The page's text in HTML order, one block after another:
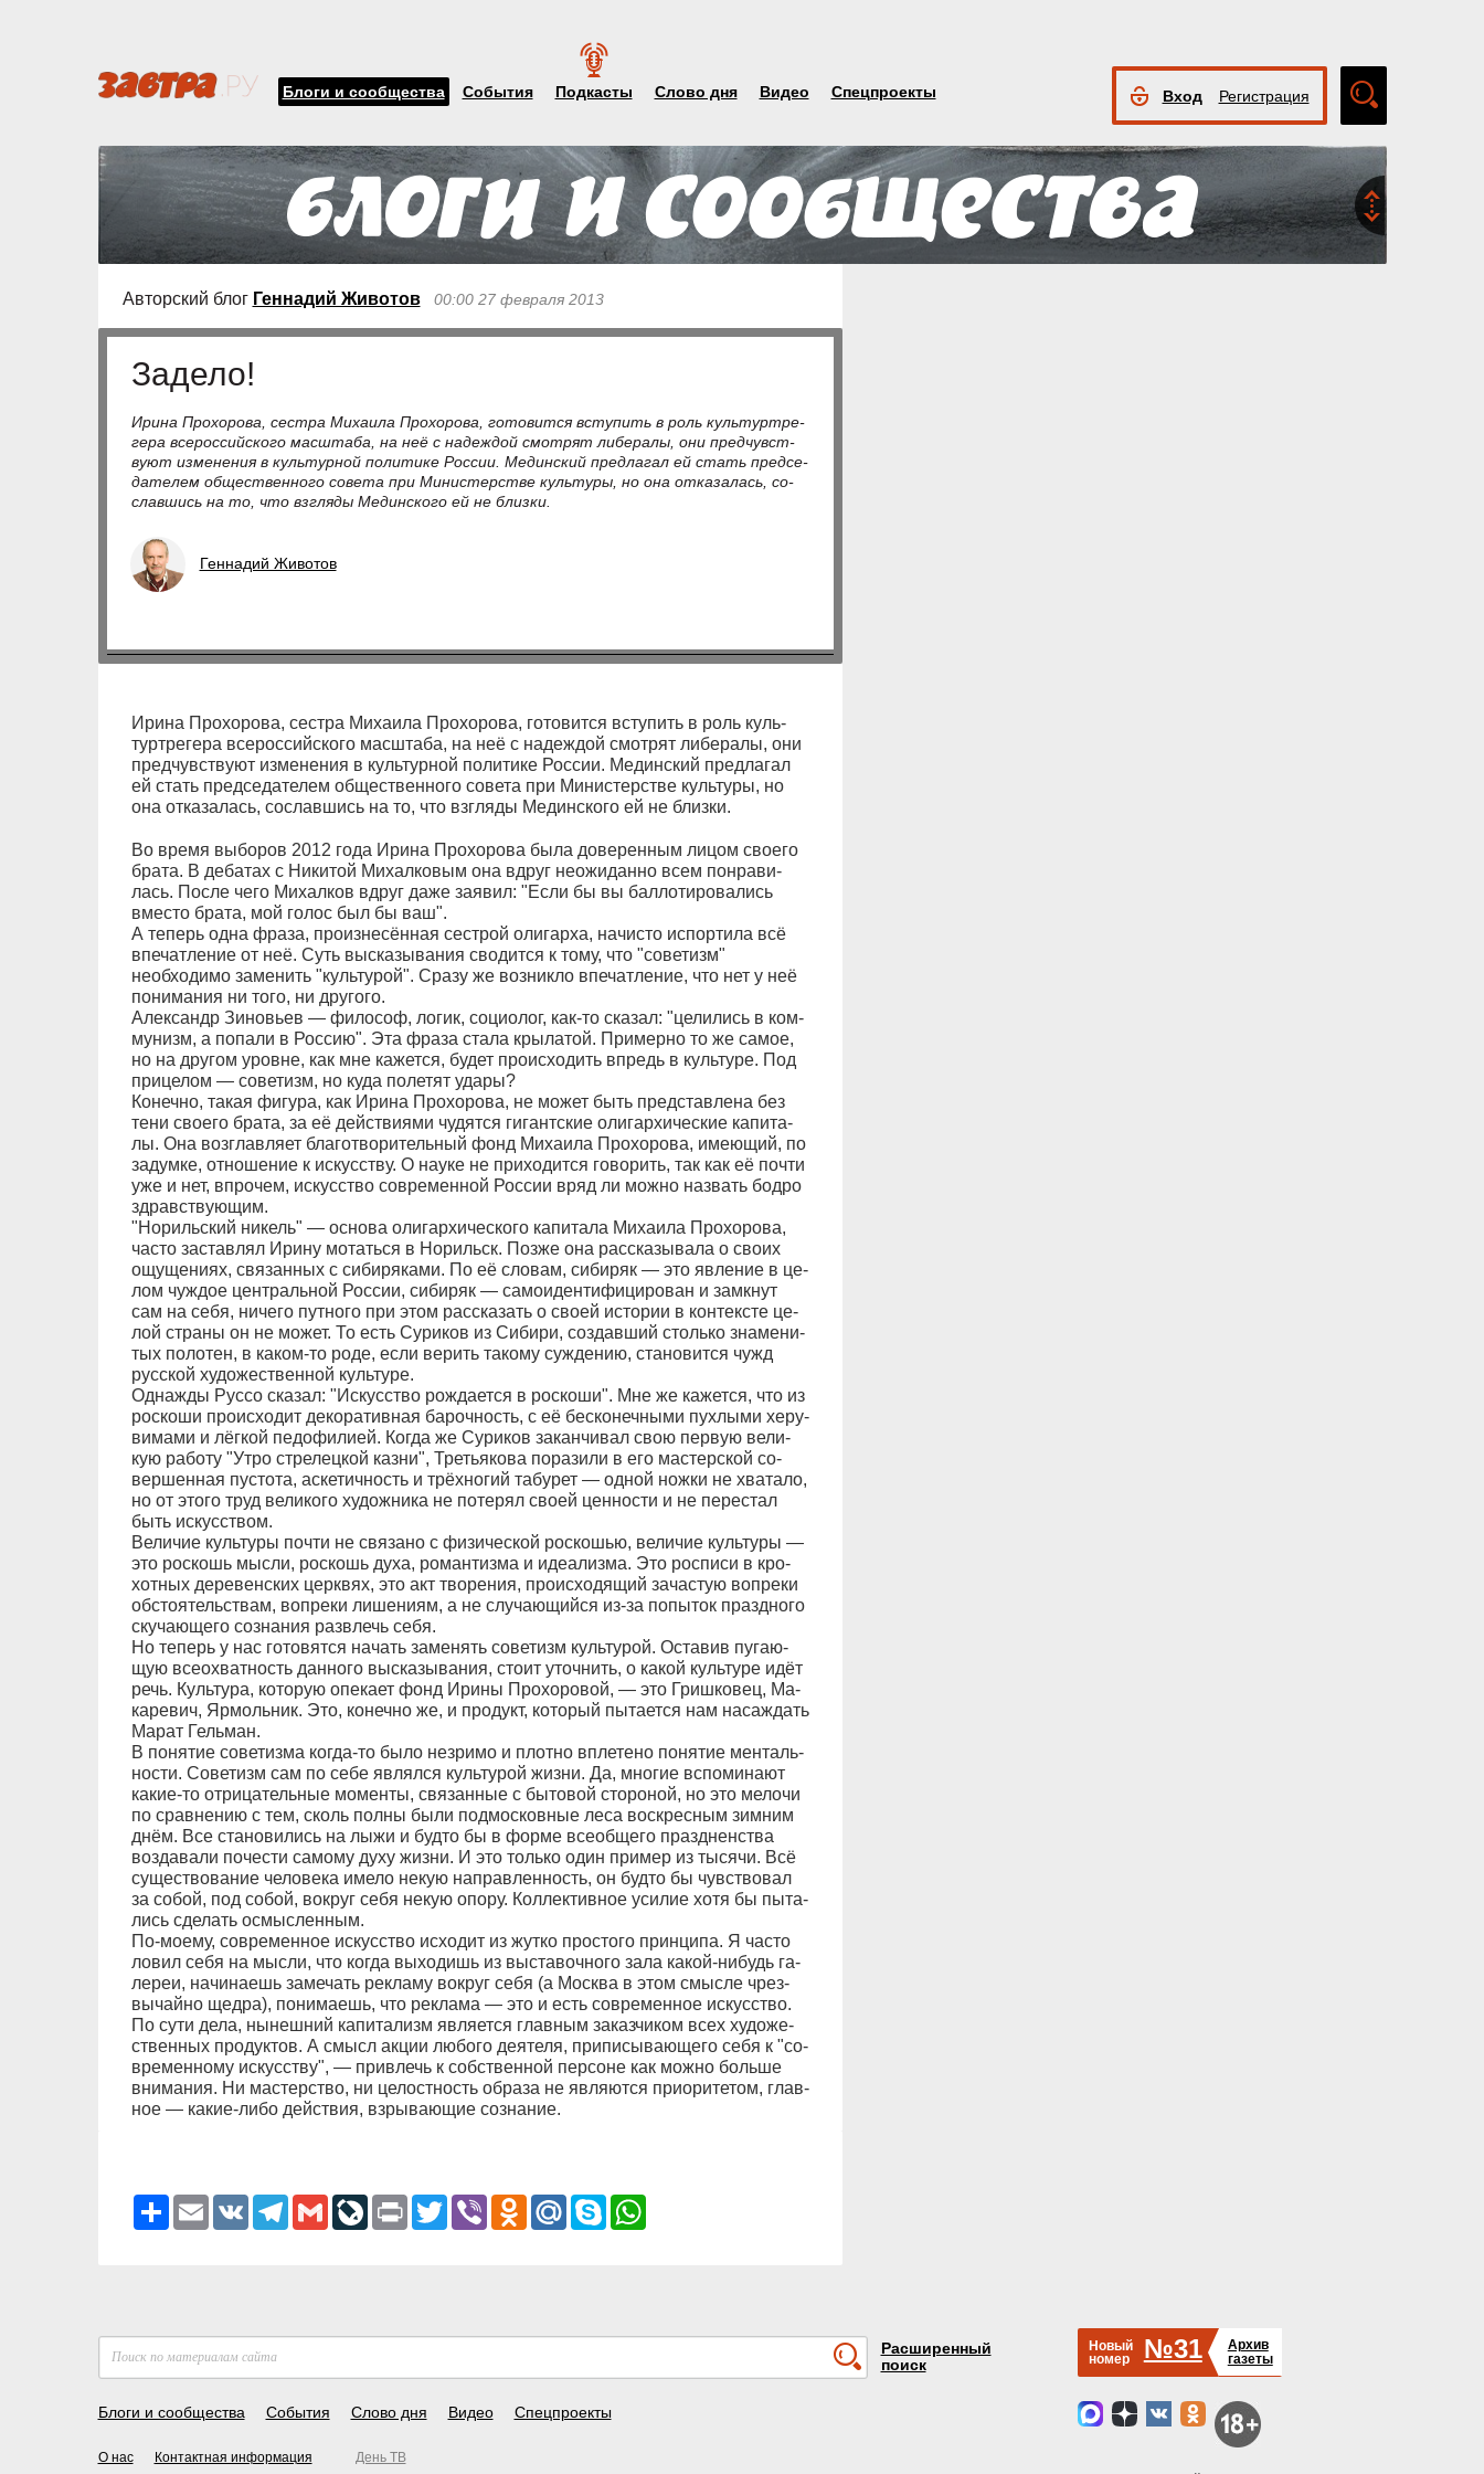
Блоги и сообщества События Подкасты Слово дня Видео Спецпроекты Вход Регистрация
поиск
Авторский блог Геннадий Животов 00:00 27 февраля 2013
Задело!
Ири­на Про­хо­ро­ва, се­с­т­ра Ми­ха­и­ла Про­хоро­ва, го­то­вит­ся всту­пить в роль куль­тур­тре­
ге­ра все­рос­сий­ско­го мас­шта­ба, на неё с на­деж­дой смо­т­рят ли­бе­ра­лы, они пред­чув­ст­
ву­ют из­ме­не­ния в куль­тур­ной по­ли­ти­ке Рос­сии. Ме­дин­ский пред­ла­гал ей стать пред­се­
да­те­лем об­ще­ст­вен­но­го со­ве­та при Ми­ни­с­тер­ст­ве куль­ту­ры, но она от­ка­за­лась, со­
слав­шись на то, что взгля­ды Ме­дин­ско­го ей не близ­ки.
Геннадий Животов
Ири­на Про­хо­ро­ва, се­с­т­ра Ми­ха­и­ла Про­хоро­ва, го­то­вит­ся всту­пить в роль куль­
тур­тре­ге­ра все­рос­сий­ско­го мас­шта­ба, на неё с на­деж­дой смо­т­рят ли­бе­ра­лы, они
пред­чув­ст­ву­ют из­ме­не­ния в куль­тур­ной по­ли­ти­ке Рос­сии. Ме­дин­ский пред­ла­гал
ей стать пред­се­да­те­лем об­ще­ст­вен­но­го со­ве­та при Ми­ни­с­тер­ст­ве куль­ту­ры, но
она от­ка­за­лась, со­слав­шись на то, что взгля­ды Ме­дин­ско­го ей не близ­ки.
Во вре­мя вы­бо­ров 2012 го­да Ири­на Про­хо­ро­ва бы­ла до­ве­рен­ным ли­цом сво­е­го
бра­та. В де­ба­тах с Ни­ки­той Ми­хал­ко­вым она вдруг не­о­жи­дан­но всем по­нра­ви­
лась. По­сле че­го Ми­хал­ков вдруг да­же за­яв­ил: "Ес­ли бы вы бал­ло­ти­ро­ва­лись
вме­с­то бра­та, мой го­лос был бы ваш".
А теперь од­на фра­за, про­из­не­сён­ная сестрой олигарха, начисто испортила всё
впечатление от неё. Суть вы­ска­зы­ва­ния сво­дит­ся к то­му, что "со­ве­тизм"
необходимо за­ме­нить "куль­ту­рой". Сра­зу же возникло впечатле­ние, что нет у неё
по­ни­ма­ния ни то­го, ни дру­го­го.
Алек­сандр Зи­но­вь­ев — фи­ло­соф, ло­гик, со­ци­о­лог, как-то ска­зал: "це­ли­лись в ком­
му­низм, а по­па­ли в Рос­сию". Эта фра­за ста­ла кры­ла­той. При­мер­но то же са­мое,
но на дру­гом уров­не, как мне ка­жет­ся, бу­дет про­ис­хо­дить впредь в куль­ту­ре. Под
при­це­лом — со­ве­тизм, но ку­да по­ле­тят уда­ры?
Ко­неч­но, та­кая фи­гу­ра, как Ири­на Про­хо­ро­ва, не мо­жет быть пред­став­ле­на без
те­ни сво­е­го бра­та, за её дей­ст­ви­я­ми чу­дят­ся ги­гант­ские оли­гар­хи­че­с­кие ка­пи­та­
лы. Она воз­глав­ля­ет бла­го­тво­ри­тель­ный фонд Ми­ха­и­ла Про­хо­ро­ва, име­ю­щий, по
за­дум­ке, от­но­ше­ние к ис­кус­ст­ву. О на­уке не при­хо­дит­ся го­во­рить, так как её поч­ти
уже и нет, впро­чем, ис­кус­ст­во со­вре­мен­ной Рос­сии вряд ли мож­но на­звать бо­д­ро
здрав­ст­ву­ю­щим.
"Но­риль­ский ни­кель" — ос­но­ва оли­гар­хи­че­с­ко­го ка­пи­та­ла Ми­ха­и­ла Про­хо­ро­ва,
ча­с­то за­став­лял Ири­ну мо­тать­ся в Но­рильск. Поз­же она рас­ска­зы­ва­ла о сво­их
ощу­ще­ни­ях, свя­зан­ных с си­би­ря­ка­ми. По её сло­вам, си­би­ряк — это яв­ле­ние в це­
лом чуж­дое цен­т­раль­ной Рос­сии, си­би­ряк — са­мо­иден­ти­фи­ци­ро­ван и за­мк­нут
сам на се­бя, ни­че­го пут­но­го при этом рас­ска­зать о сво­ей ис­то­рии в кон­тек­с­те це­
лой стра­ны он не мо­жет. То есть Су­ри­ков из Си­би­ри, со­здав­ший столь­ко зна­ме­ни­
тых по­ло­тен, в ка­ком-то ро­де, ес­ли ве­рить та­ко­му суж­де­нию, ста­но­вит­ся чужд
рус­ской ху­до­же­ст­вен­ной куль­ту­ре.
Од­наж­ды Рус­со ска­зал: "Ис­кус­ст­во рож­да­ет­ся в рос­ко­ши". Мне же ка­жет­ся, что из
рос­ко­ши про­ис­хо­дит де­ко­ра­тив­ная ба­роч­ность, с её бес­ко­неч­ны­ми пух­лы­ми хе­ру­
ви­ма­ми и лёг­кой пе­до­фи­ли­ей. Ког­да же Су­ри­ков за­кан­чи­вал свою пер­вую ве­ли­
кую ра­бо­ту "Ут­ро стре­лец­кой каз­ни", Тре­ть­я­ко­ва по­ра­зи­ли в его ма­с­тер­ской со­
вер­шен­ная пу­с­то­та, ас­ке­тич­ность и трёх­но­гий та­бу­рет — од­ной нож­ки не хва­та­ло,
но от это­го труд ве­ли­ко­го ху­дож­ни­ка не по­те­рял сво­ей цен­но­с­ти и не пе­ре­стал
быть ис­кус­ст­вом.
Ве­ли­чие куль­ту­ры поч­ти не свя­за­но с фи­зи­че­с­кой рос­ко­шью, ве­ли­чие куль­ту­ры —
это рос­кошь мыс­ли, рос­кошь ду­ха, ро­ман­тиз­ма и иде­а­лиз­ма. Это рос­пи­си в кро­
хот­ных де­ре­вен­ских церк­вях, это акт тво­ре­ния, про­ис­хо­дя­щий за­ча­с­тую во­пре­ки
об­сто­я­тель­ст­вам, во­пре­ки ли­ше­ни­ям, а не слу­ча­ю­щий­ся из-за по­пы­ток пра­зд­но­го
ску­ча­ю­ще­го со­зна­ния раз­влечь се­бя.
Но те­перь у нас го­то­вят­ся на­чать за­ме­нять со­ве­тизм куль­ту­рой. Ос­та­вив пу­га­ю­
щую все­о­хват­ность дан­но­го вы­ска­зы­ва­ния, сто­ит уточ­нить, о ка­кой куль­ту­ре идёт
речь. Куль­ту­ра, ко­то­рую опе­ка­ет фонд Ири­ны Про­хо­ро­вой, — это Гриш­ко­вец, Ма­
ка­ре­вич, Яр­моль­ник. Это, ко­неч­но же, и про­дукт, ко­то­рый пы­та­ет­ся нам на­саж­дать
Ма­рат Гель­ман.
В по­ня­тие со­ве­тиз­ма ког­да-то бы­ло не­зри­мо и плот­но впле­те­но по­ня­тие мен­таль­
но­с­ти. Со­ве­тизм сам по се­бе яв­лял­ся куль­ту­рой жиз­ни. Да, мно­гие вспо­ми­на­ют
ка­кие-то от­ри­ца­тель­ные мо­мен­ты, свя­зан­ные с бы­то­вой сто­ро­ной, но это ме­ло­чи
по срав­не­нию с тем, сколь пол­ны бы­ли под­мо­с­ков­ные ле­са вос­крес­ным зим­ним
днём. Все ста­но­ви­лись на лы­жи и буд­то бы в фор­ме все­об­ще­го пра­зд­нен­ст­ва
воз­да­ва­ли по­че­с­ти са­мо­му ду­ху жиз­ни. И это толь­ко один при­мер из ты­ся­чи. Всё
су­ще­ст­во­ва­ние че­ло­ве­ка име­ло не­кую на­прав­лен­ность, он буд­то бы чув­ст­во­вал
за со­бой, под со­бой, во­круг се­бя не­кую опо­ру. Кол­лек­тив­ное уси­лие хо­тя бы пы­та­
лись сде­лать ос­мыс­лен­ным.
По-мо­е­му, со­вре­мен­ное ис­кус­ст­во ис­хо­дит из жут­ко про­сто­го прин­ци­па. Я ча­с­то
ло­вил се­бя на мыс­ли, что ког­да вы­хо­дишь из вы­ста­воч­но­го за­ла ка­кой-ни­будь га­
ле­реи, на­чи­на­ешь за­ме­чать рек­ла­му во­круг се­бя (а Моск­ва в этом смыс­ле чрез­
вы­чай­но ще­д­ра), по­ни­ма­ешь, что рек­ла­ма — это и есть со­вре­мен­ное ис­кус­ст­во.
По су­ти де­ла, ны­неш­ний ка­пи­та­лизм яв­ля­ет­ся глав­ным за­каз­чи­ком всех ху­до­же­
ст­вен­ных про­дук­тов. А смысл ак­ции лю­бо­го де­я­те­ля, при­пи­сы­ва­ю­ще­го се­бя к "со­
вре­мен­но­му ис­кус­ст­ву", — при­влечь к соб­ст­вен­ной пер­со­не как мож­но боль­ше
вни­ма­ния. Ни ма­с­тер­ст­во, ни це­ло­ст­ность об­ра­за не яв­ля­ют­ся при­ори­те­том, глав­
ное — ка­кие-ли­бо дей­ст­вия, взры­ва­ю­щие со­зна­ние.
РесурсEmail VK Telegram
GmailLiveJournal
Print TwitterViber Odnoklassniki
Mail.RuSkypeWhatsApp
Расширенный
поиск
Блоги и сообщества События Слово дня Видео Спецпроекты
О нас Контактная информация День ТВ
Новый
номер
№31
Архив
газеты